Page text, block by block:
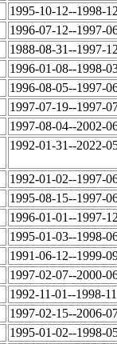
1995-10-12--1998-
1996-07-12--1997-
1988-08-31--1997-
1996-01-08--1998-
1996-08-05--1997-
1997-07-19--1997-
1997-08-04--2002-
1992-01-31--2022-
1992-01-02--1997-
1995-08-15--1997-
1996-01-01--1997-
1995-01-03--1998-
1991-06-12--1999-
1997-02-07--2000-
1992-11-01--1998-
1997-02-15--2006-
1995-01-02--1998-